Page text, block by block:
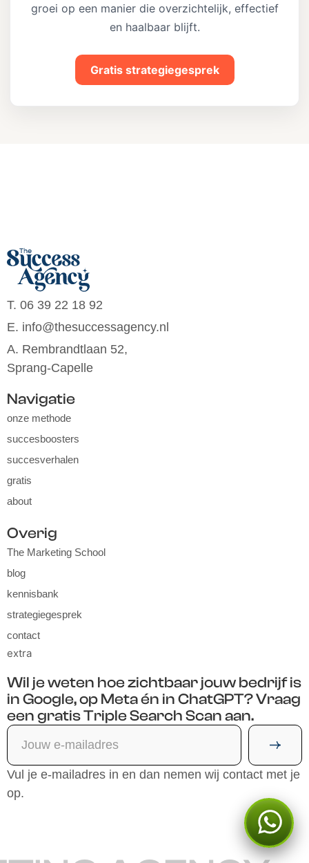
groei op een manier die overzichtelijk, effectief
en haalbaar blijft.
Gratis strategiegesprek
T. 06 39 22 18 92
E. info@thesuccessagency.nl
A. Rembrandtlaan 52,
Sprang-Capelle
Navigatie
onze methode
succesboosters
succesverhalen
gratis
about
Overig
The Marketing School
blog
kennisbank
strategiegesprek
contact
extra
Wil je weten hoe zichtbaar jouw bedrijf is
in Google, op Meta én in ChatGPT? Vraag
een gratis Triple Search Scan aan.
Vul je e-mailadres in en dan nemen wij contact met je
op.